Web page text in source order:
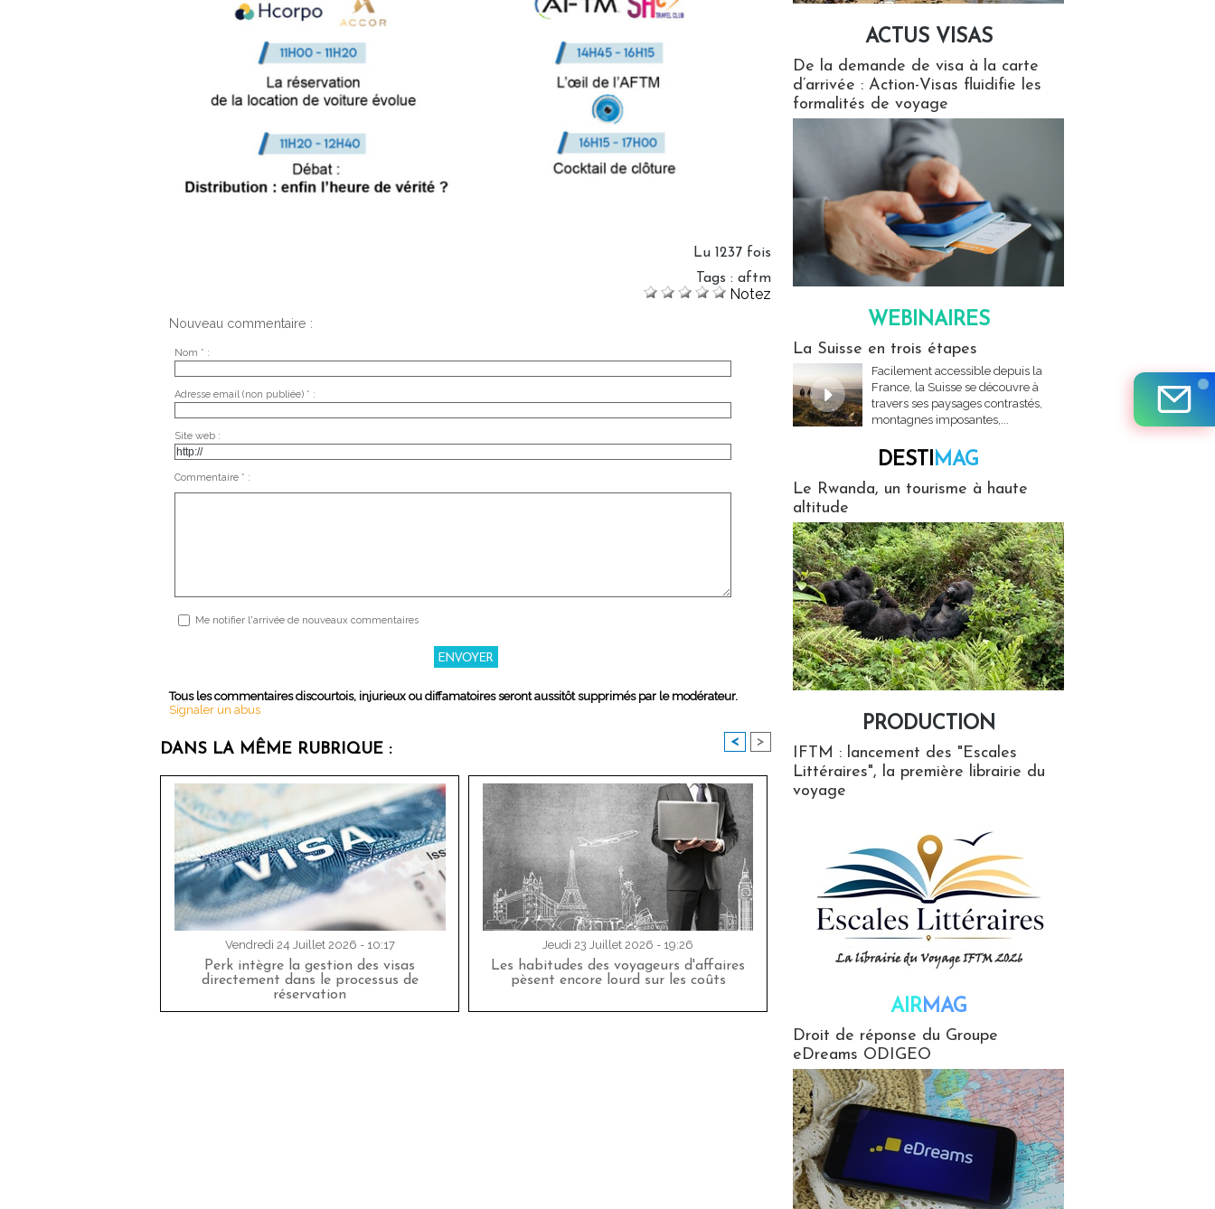
Lu 1237 fois
Tags : aftm
Notez
Nouveau commentaire :
Nom * :
Adresse email (non publiée) * :
Site web :
Commentaire * :
Me notifier l'arrivée de nouveaux commentaires
Tous les commentaires discourtois, injurieux ou diffamatoires seront aussitôt supprimés par le modérateur.
Signaler un abus
DANS LA MÊME RUBRIQUE : < >
Vendredi 24 Juillet 2026 - 10:17
Perk intègre la gestion des visas
directement dans le processus de
réservation
Jeudi 23 Juillet 2026 - 19:26
Les habitudes des voyageurs d'affaires
pèsent encore lourd sur les coûts
ACTUS VISAS
De la demande de visa à la carte
d’arrivée : Action-Visas fluidifie les
formalités de voyage
WEBINAIRES
La Suisse en trois étapes
Facilement accessible depuis la
France, la Suisse se découvre à
travers ses paysages contrastés,
montagnes imposantes,...
DESTIMAG
Le Rwanda, un tourisme à haute
altitude
PRODUCTION
IFTM : lancement des "Escales
Littéraires", la première librairie du
voyage
AIRMAG
Droit de réponse du Groupe
eDreams ODIGEO